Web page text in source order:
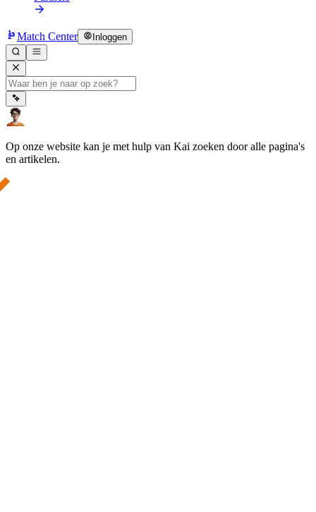
Match Center Inloggen
Op onze website kan je met hulp van Kai zoeken door alle pagina's
en artikelen.